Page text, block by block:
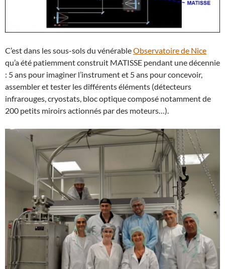
C’est dans les sous-sols du vénérableObservatoire de Nice
qu’a été patiemment construit MATISSE pendant une décennie
: 5 ans pour imaginer l’instrument et 5 ans pour concevoir,
assembler et tester les différents éléments (détecteurs
infrarouges, cryostats, bloc optique composé notamment de
200 petits miroirs actionnés par des moteurs…).